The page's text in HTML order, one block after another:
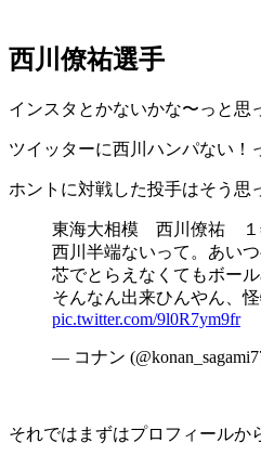
西川僚祐選手
インスタとかないかな〜っと
ツイッターに西川ハンパない！
ホントに対戦した投手はそう思
東海大相模 西川僚祐 １
西川半端ないって。あいつ
芯でとらえなくてもボー
そんなん出来ひんやん、怪
pic.twitter.com/9l0R7ym9fr
— コナン
それではまずはプロフィールか